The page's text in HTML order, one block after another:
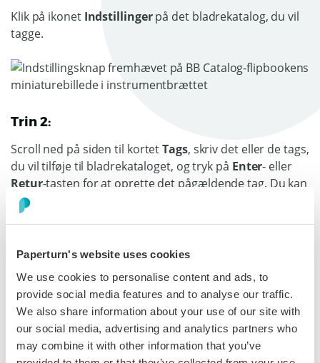
Paperturn's website uses cookies
We use cookies to personalise content and ads, to
provide social media features and to analyse our traffic.
We also share information about your use of our site with
our social media, advertising and analytics partners who
may combine it with other information that you’ve
Klik på ikonet Indstillingerpå det bladrekatalog, du vil
tagge.
Trin 2:
Scroll ned på siden til kortetTags, skriv det eller de tags,
du vil tilføje til bladrekataloget, og tryk på Enter- eller
Retur-tasten for at oprette det pågældende tag. Du kan
også klikke i feltet for at blive præsenteret for en liste
over tags, du allerede har tilføjet til din konto. For at
det tag, du har oprettet.
Bemærk : Hvis du opretter et tag i et bladrekatalog og
derefter fjerner det, og det er den eneste
bladrekatalog, der bruger det, slettes tagget fra
kontoen.